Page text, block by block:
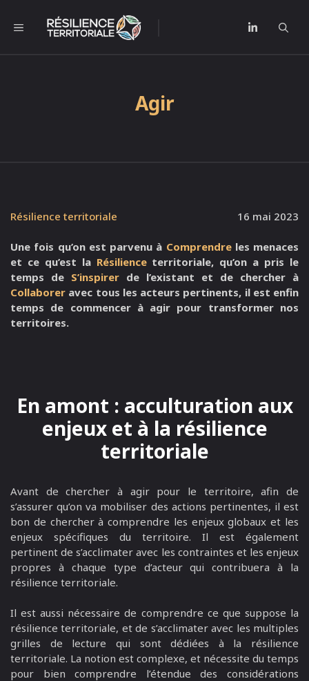
MENU
Agir
Résilience territoriale 16 mai 2023
Une fois qu’on est parvenu à Comprendreles menaces
et ce qu’est la Résilienceterritoriale, qu’on a pris le
temps de S’inspirer de l’existant et de chercher à
Collaborer avec tous les acteurs pertinents, il est enfin
temps de commencer à agir pour transformer nos
territoires.
En amont : acculturation aux
enjeux et à la résilience
territoriale
Avant de chercher à agir pour le territoire, afin de
s’assurer qu’on va mobiliser des actions pertinentes, il est
bon de chercher à comprendre les enjeux globaux et les
enjeux spécifiques du territoire. Il est également
pertinent de s’acclimater avec les contraintes et les enjeux
propres à chaque type d’acteur qui contribuera à la
résilience territoriale.
Il est aussi nécessaire de comprendre ce que suppose la
résilience territoriale, et de s’acclimater avec les multiples
grilles de lecture qui sont dédiées à la résilience
territoriale. La notion est complexe, et nécessite du temps
pour bien comprendre l’étendue des considérations